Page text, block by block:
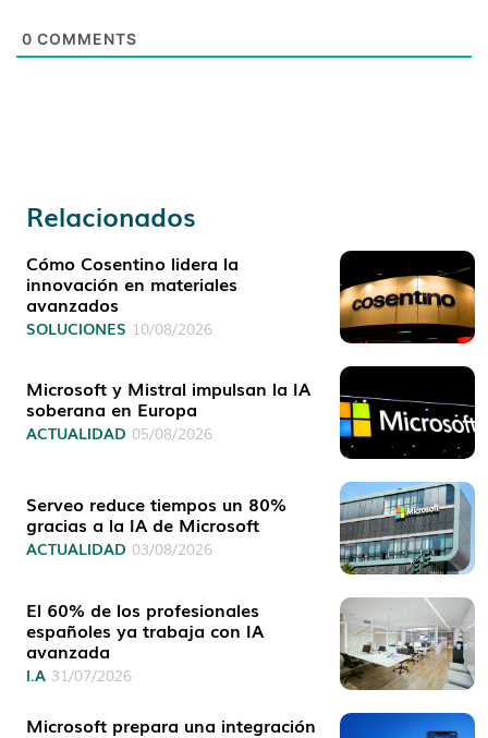
0 COMMENTS
Relacionados
Cómo Cosentino lidera la
innovación en materiales
avanzados
SOLUCIONES 10/08/2026
Microsoft y Mistral impulsan la IA
soberana en Europa
ACTUALIDAD 05/08/2026
Serveo reduce tiempos un 80%
gracias a la IA de Microsoft
ACTUALIDAD 03/08/2026
El 60% de los profesionales
españoles ya trabaja con IA
avanzada
I.A 31/07/2026
Microsoft prepara una integración